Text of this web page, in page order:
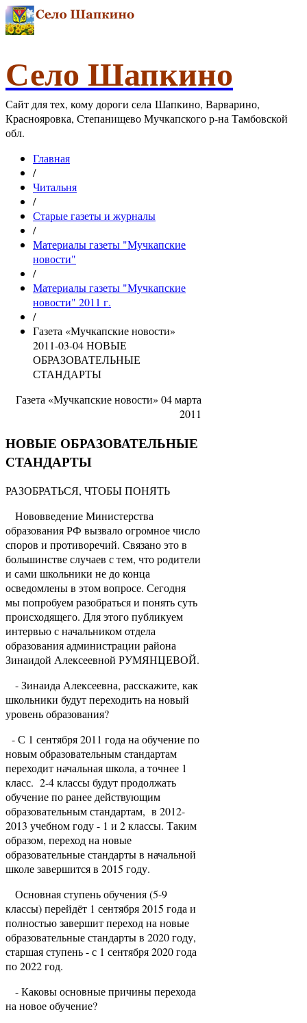
Село Шапкино
Сайт для тех, кому дороги села Шапкино, Варварино,
Краснояровка, Степанищево Мучкапского р-на Тамбовской
обл.
Главная
/
Читальня
/
Старые газеты и журналы
/
Материалы газеты "Мучкапские
новости"
/
Материалы газеты "Мучкапские
новости" 2011 г.
/
Газета «Мучкапские новости»
2011-03-04 НОВЫЕ
ОБРАЗОВАТЕЛЬНЫЕ
СТАНДАРТЫ
Газета «Мучкапские новости» 04 марта
2011
НОВЫЕ ОБРАЗОВАТЕЛЬНЫЕ
СТАНДАРТЫ
РАЗОБРАТЬСЯ, ЧТОБЫ ПОНЯТЬ
Нововведение Министерства
образования РФ вызвало огромное число
споров и противоречий. Связано это в
большинстве случаев с тем, что родители
и сами школьники не до конца
осведомлены в этом вопросе. Сегодня
мы попробуем разобраться и понять суть
происходящего. Для этого публикуем
интервью с начальником отдела
образования администрации района
Зинаидой Алексеевной РУМЯНЦЕВОЙ.
- Зинаида Алексеевна, расскажите, как
школьники будут переходить на новый
уровень образования?
- С 1 сентября 2011 года на обучение по
новым образовательным стандартам
переходит начальная школа, а точнее 1
класс. 2-4 классы будут продолжать
обучение по ранее действующим
образовательным стандартам, в 2012-
2013 учебном году - 1 и 2 классы. Таким
образом, переход на новые
образовательные стандарты в начальной
школе завершится в 2015 году.
Основная ступень обучения (5-9
классы) перейдёт 1 сентября 2015 года и
полностью завершит переход на новые
образовательные стандарты в 2020 году,
старшая ступень - с 1 сентября 2020 года
по 2022 год.
- Каковы основные причины перехода
на новое обучение?